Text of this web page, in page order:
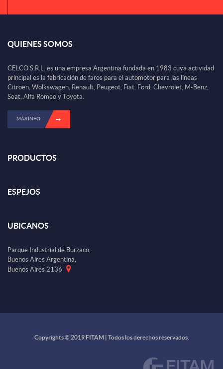
QUIENES SOMOS
CELCO S.R.L. es una empresa Argentina fundada en 1983 cuya actividad
principal es la fabricación de faros para el automotor para las líneas
Citroën, Wolkswagen, Renault, Peugeot, Fiat, Ford, Chevrolet, M-Benz,
Seat, Alfa Romeo y Toyota.
MÁS INFO
PRODUCTOS
ESPEJOS
UBICANOS
Parque Industrial de Burzaco,
Buenos Aires Argentina,
Buenos Aires 2136
Copyrights © 2019 FITAM | Todos los derechos reservados.